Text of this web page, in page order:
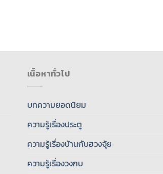
เนื้อหาทั่วไป
บทความยอดนิยม
ความรู้เรื่องประตู
ความรู้เรื่องบ้านกับฮวงจุ้ย
ความรู้เรื่องวงกบ